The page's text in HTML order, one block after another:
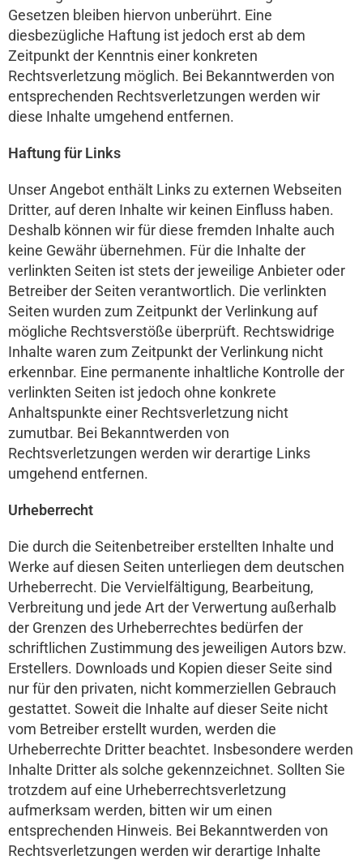
Gesetzen bleiben hiervon unberührt. Eine
diesbezügliche Haftung ist jedoch erst ab dem
Zeitpunkt der Kenntnis einer konkreten
Rechtsverletzung möglich. Bei Bekanntwerden von
entsprechenden Rechtsverletzungen werden wir
diese Inhalte umgehend entfernen.
Haftung für Links
Unser Angebot enthält Links zu externen Webseiten
Dritter, auf deren Inhalte wir keinen Einfluss haben.
Deshalb können wir für diese fremden Inhalte auch
keine Gewähr übernehmen. Für die Inhalte der
verlinkten Seiten ist stets der jeweilige Anbieter oder
Betreiber der Seiten verantwortlich. Die verlinkten
Seiten wurden zum Zeitpunkt der Verlinkung auf
mögliche Rechtsverstöße überprüft. Rechtswidrige
Inhalte waren zum Zeitpunkt der Verlinkung nicht
erkennbar. Eine permanente inhaltliche Kontrolle der
verlinkten Seiten ist jedoch ohne konkrete
Anhaltspunkte einer Rechtsverletzung nicht
zumutbar. Bei Bekanntwerden von
Rechtsverletzungen werden wir derartige Links
umgehend entfernen.
Urheberrecht
Die durch die Seitenbetreiber erstellten Inhalte und
Werke auf diesen Seiten unterliegen dem deutschen
Urheberrecht. Die Vervielfältigung, Bearbeitung,
Verbreitung und jede Art der Verwertung außerhalb
der Grenzen des Urheberrechtes bedürfen der
schriftlichen Zustimmung des jeweiligen Autors bzw.
Erstellers. Downloads und Kopien dieser Seite sind
nur für den privaten, nicht kommerziellen Gebrauch
gestattet. Soweit die Inhalte auf dieser Seite nicht
vom Betreiber erstellt wurden, werden die
Urheberrechte Dritter beachtet. Insbesondere werden
Inhalte Dritter als solche gekennzeichnet. Sollten Sie
trotzdem auf eine Urheberrechtsverletzung
aufmerksam werden, bitten wir um einen
entsprechenden Hinweis. Bei Bekanntwerden von
Rechtsverletzungen werden wir derartige Inhalte